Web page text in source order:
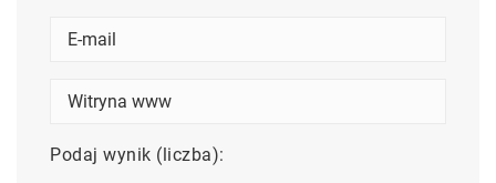
Podaj wynik (liczba):